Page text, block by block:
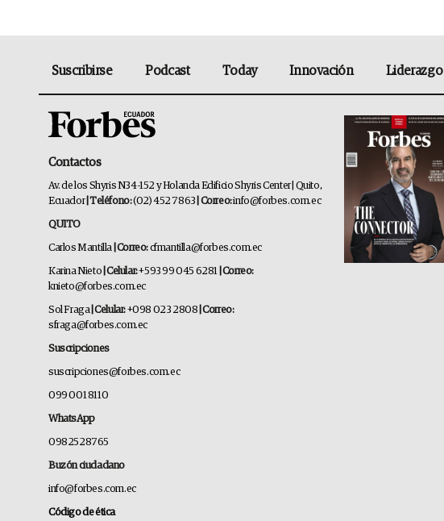
Suscribirse Podcast Today Innovación Liderazgo
Contactos
Av. de los Shyris N34-152 y Holanda Edificio Shyris Center | Quito,
Ecuador | Teléfono:(02) 452 7863 | Correo:info@forbes.com.ec
QUITO
Carlos Mantilla | Correo:cfmantilla@forbes.com.ec
Karina Nieto | Celular:+593 99 045 6281 | Correo:
knieto@forbes.com.ec
Sol Fraga| Celular:+098 023 2808 | Correo:
sfraga@forbes.com.ec
Suscripciones
suscripciones@forbes.com.ec
099 001 8110
WhatsApp
0982528765
Buzón ciudadano
info@forbes.com.ec
Código de ética